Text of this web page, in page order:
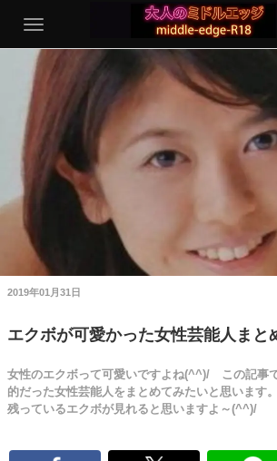
2019年01月31日
エクボが可愛かった女性芸能人まと
女性のエクボって可愛いですよね(^^)/ この記事
的だった女性芸能人をまとめてみたいと思います
残っているエクボが見れると思いますよ～(^^)/